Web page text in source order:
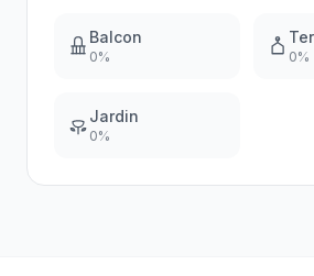
Balcon
0% 0%
Jardin
0%